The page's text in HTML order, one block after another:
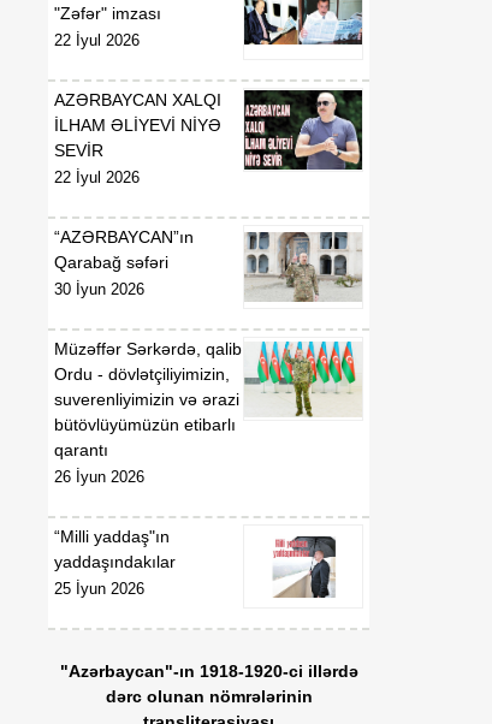
diplomatiyasının növbəti
zəfəri idi
Tarixi Vaşinqton görüşü:
ABŞ-Azərbaycan
əlaqələrində və Cənubi
Qafqazın sülh
mərhələ
18:22
07 Avqust
Xarici ölkələrin informasiya
şəbəkələrinə hücumlar
edən şəxslər saxlanılıblar
18:20
07 Avqust
Heyvan kəsimi
məntəqələrində
monitorinqlər aparılıb
18:18
07 Avqust
texnologiyalar dilin
qarşısında aciz qala bilər
07 Avqust
Azərbaycan müxtəlif
geosiyasi məkanlar
imkanları olan dövlət
mövqeyini gücləndirir
17:55
07 Avqust
"Zəfər" imzası
22 İyul 2026
AZƏRBAYCAN XALQI
İLHAM ƏLİYEVİ NİYƏ
SEVİR
22 İyul 2026
“AZƏRBAYCAN”ın
Qarabağ səfəri
30 İyun 2026
Müzəffər Sərkərdə, qalib
Ordu - dövlətçiliyimizin,
suverenliyimizin və ərazi
bütövlüyümüzün etibarlı
qarantı
26 İyun 2026
“Milli yaddaş"ın
yaddaşındakılar
25 İyun 2026
"Azərbaycan"-ın 1918-1920-ci illərdə
dərc olunan nömrələrinin